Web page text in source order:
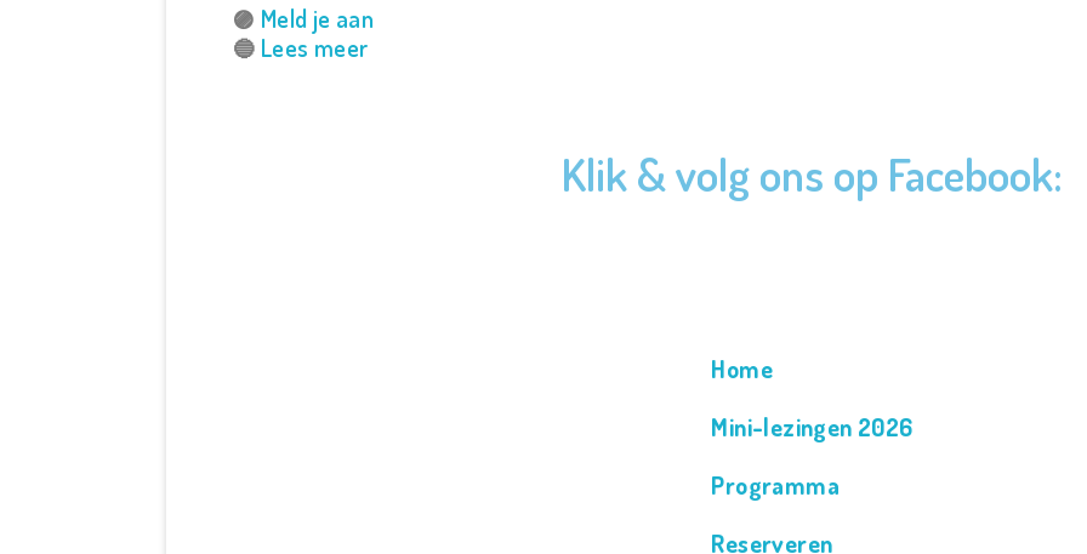
🟣 Meld je aan
🔵 Lees meer
Klik & volg ons op Facebook:
Home
Mini-lezingen 2026
Programma
Reserveren